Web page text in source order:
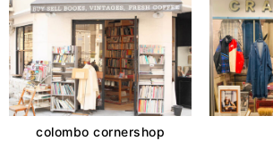
colombo cornershop